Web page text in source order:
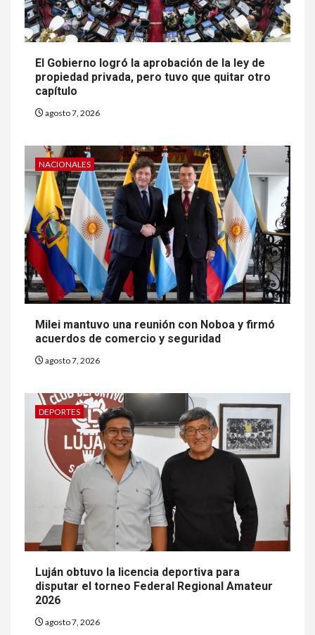
El Gobierno logró la aprobación de la ley de
propiedad privada, pero tuvo que quitar otro
capítulo
agosto 7, 2026
NACIONALES
Milei mantuvo una reunión con Noboa y firmó
acuerdos de comercio y seguridad
agosto 7, 2026
DEPORTES
Luján obtuvo la licencia deportiva para
disputar el torneo Federal Regional Amateur
2026
agosto 7, 2026